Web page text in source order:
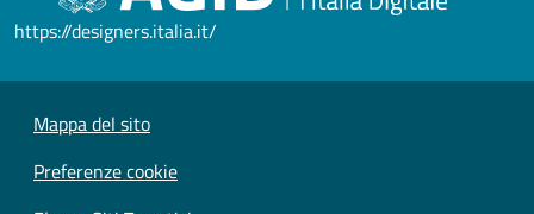
https://designers.italia.it/
Mappa del sito
Preferenze cookie